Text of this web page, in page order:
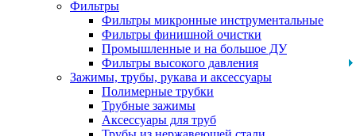
Фильтры
Фильтры микронные инструментальные
Фильтры финишной очистки
Промышленные и на большое ДУ
Фильтры высокого давления
Зажимы, трубы, рукава и аксессуары
Полимерные трубки
Трубные зажимы
Аксессуары для труб